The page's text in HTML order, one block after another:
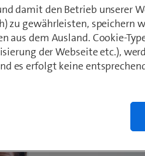
damit den Betrieb unserer
zu gewährleisten, speichern
aus dem Ausland. Cookie-
der Webseite etc.),
es erfolgt keine